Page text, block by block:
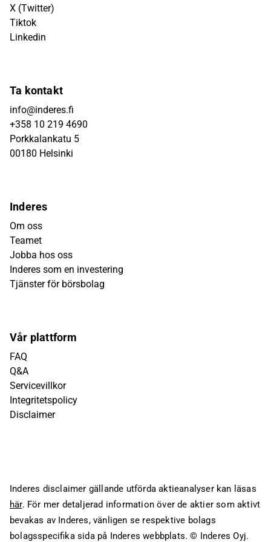
X (Twitter)
Tiktok
Linkedin
Ta kontakt
info@inderes.fi
+358 10 219 4690
Porkkalankatu 5
00180 Helsinki
Inderes
Om oss
Teamet
Jobba hos oss
Inderes som en investering
Tjänster för börsbolag
Vår plattform
FAQ
Q&A
Servicevillkor
Integritetspolicy
Disclaimer
Inderes disclaimer gällande utförda aktieanalyser kan läsas
här. För mer detaljerad information över de aktier som aktivt
bevakas av Inderes, vänligen se respektive bolags
bolagsspecifika sida på Inderes webbplats. © Inderes Oyj.